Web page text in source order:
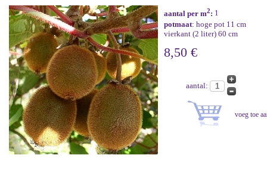
aantal per m2: 1
potmaat: hoge pot 11 cm
vierkant (2 liter) 60 cm
8,50 €
aantal: